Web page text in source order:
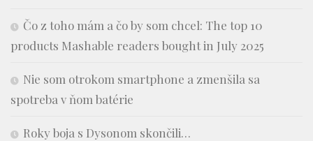
Čo z toho mám a čo by som chcel: The top 10
products Mashable readers bought in July 2025
Nie som otrokom smartphone a zmenšila sa
spotreba v ňom batérie
Roky boja s Dysonom skončili…